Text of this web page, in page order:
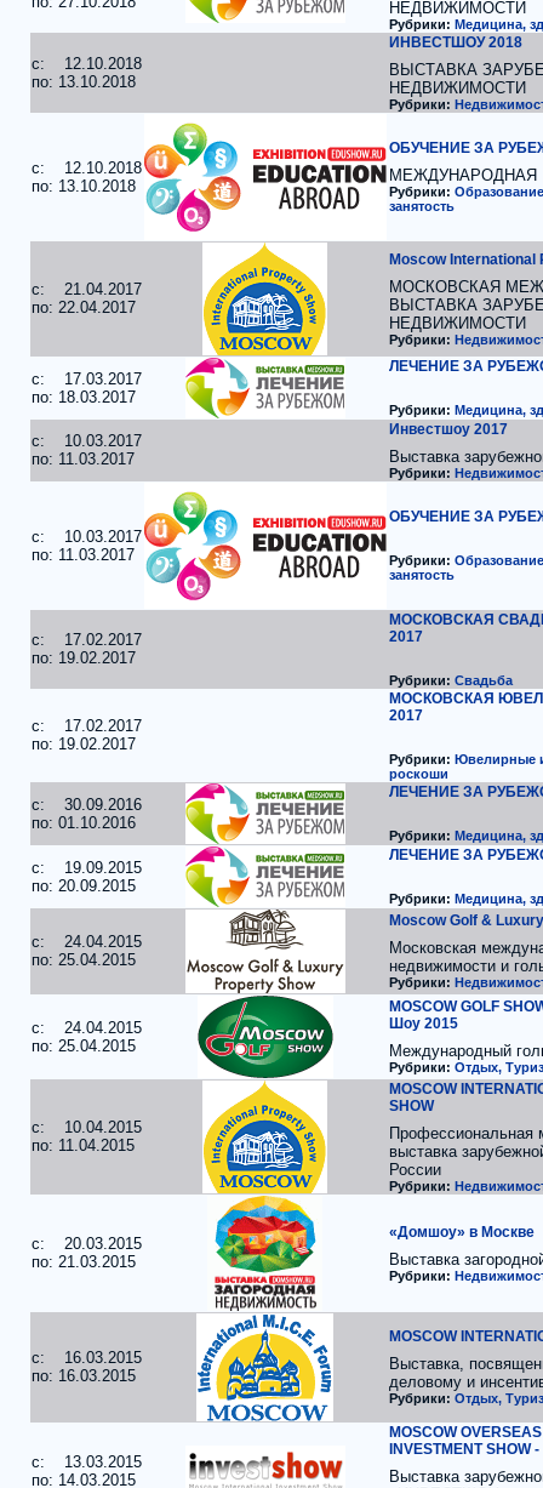
НЕДВИЖИМОСТИ
Рубрики: Медицина,
c: 12.10.2018
по: 13.10.2018
ИНВЕСТШОУ 2018
ВЫСТАВКА
НЕДВИЖИМОСТИ
Рубрики:
c: 12.10.2018
по: 13.10.2018
ОБУЧЕНИЕ ЗА
МЕЖДУНАРОДНАЯ
Рубрики:
занятость
c: 21.04.2017
по: 22.04.2017
Moscow International
МОСКОВСКАЯ
ВЫСТАВКА
НЕДВИЖИМОСТИ
Рубрики:
c: 17.03.2017
по: 18.03.2017
ЛЕЧЕНИЕ ЗА
Рубрики: Медицина,
c: 10.03.2017
по: 11.03.2017
Инвестшоу 2017
Выставка
Рубрики:
c: 10.03.2017
по: 11.03.2017
ОБУЧЕНИЕ ЗА
Рубрики:
занятость
c: 17.02.2017
по: 19.02.2017
МОСКОВСКАЯ
2017
Рубрики: Свадьба
c: 17.02.2017
по: 19.02.2017
МОСКОВСКАЯ
2017
Рубрики: Ювелирные
роскоши
c: 30.09.2016
по: 01.10.2016
ЛЕЧЕНИЕ ЗА
Рубрики: Медицина,
c: 19.09.2015
по: 20.09.2015
ЛЕЧЕНИЕ ЗА
Рубрики: Медицина,
c: 24.04.2015
по: 25.04.2015
Moscow Golf &
Московская
недвижимости и
Рубрики:
c: 24.04.2015
по: 25.04.2015
MOSCOW GOLF
Шоу 2015
Международный
Рубрики: Отдых,
c: 10.04.2015
по: 11.04.2015
MOSCOW
SHOW
Профессиональная
выставка
России
Рубрики:
c: 20.03.2015
по: 21.03.2015
«Домшоу» в Москве
Выставка
Рубрики:
c: 16.03.2015
по: 16.03.2015
MOSCOW
Выставка,
деловому и
Рубрики: Отдых,
c: 13.03.2015
по: 14.03.2015
MOSCOW
INVESTMENT SHOW
Выставка